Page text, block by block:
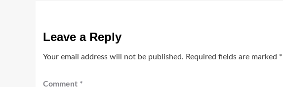
Leave a Reply
Your email address will not be published. Required fields are marked *
Comment *